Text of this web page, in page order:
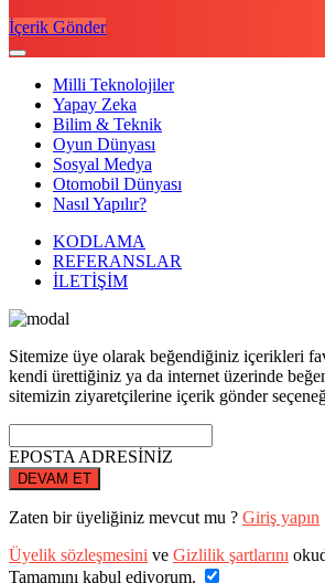
İçerik Gönder
Milli Teknolojiler
Yapay Zeka
Bilim & Teknik
Oyun Dünyası
Sosyal Medya
Otomobil Dünyası
Nasıl Yapılır?
KODLAMA
REFERANSLAR
İLETİŞİM
Sitemize üye olarak beğendiğiniz içerikleri
kendi ürettiğiniz ya da internet üzerinde
sitemizin ziyaretçilerine içerik gönder
EPOSTA ADRESİNİZ
DEVAM ET
Zaten bir üyeliğiniz mevcut mu ? Giriş yapın
Üyelik sözleşmesini ve Gizlilik şartlarını
Tamamını kabul ediyorum.